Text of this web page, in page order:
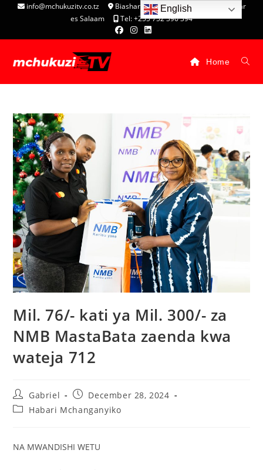
info@mchukuzitv.co.tz
Biashara Complex - P.O. Box 25074, Dar
es Salaam
Tel: +255 752 396 394
Home
Mil. 76/- kati ya Mil. 300/- za
NMB MastaBata zaenda kwa
wateja 712
Gabriel
December 28, 2024
Habari Mchanganyiko
NA MWANDISHI WETU
English